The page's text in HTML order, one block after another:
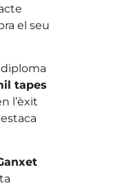
el seu
tapes
l’èxit